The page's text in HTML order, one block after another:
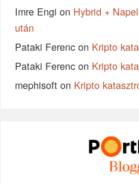
Imre Engi on Hybrid +
után
Pataki Ferenc on Kripto
Pataki Ferenc on Kripto
mephisoft on Kripto